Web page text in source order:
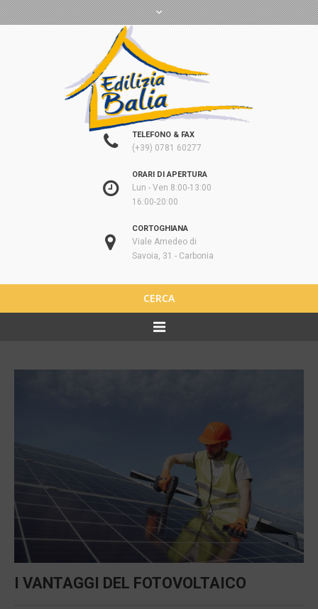
TELEFONO & FAX
(+39) 0781 60277
ORARI DI APERTURA
Lun - Ven 8:00-13:00
16:00-20:00
CORTOGHIANA
Viale Amedeo di
Savoia, 31 - Carbonia
CERCA
I VANTAGGI DEL FOTOVOLTAICO